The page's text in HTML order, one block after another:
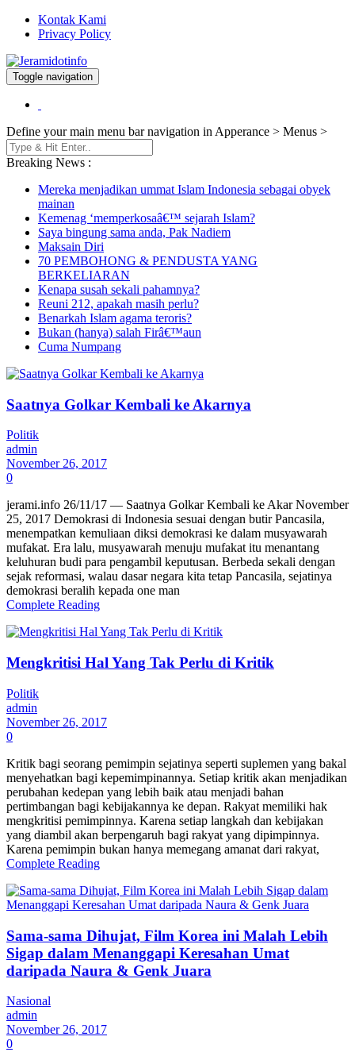
Kontak Kami
Privacy Policy
Jeramidotinfo
Berita dan Informasi Terkini
Toggle navigation
Define your main menu bar navigation in Apperance > Menus >
Breaking News :
Mereka menjadikan ummat Islam Indonesia sebagai obyek
mainan
Kemenag ‘memperkosaâ€™ sejarah Islam?
Saya bingung sama anda, Pak Nadiem
Maksain Diri
70 PEMBOHONG & PENDUSTA YANG
BERKELIARAN
Kenapa susah sekali pahamnya?
Reuni 212, apakah masih perlu?
Benarkah Islam agama teroris?
Bukan (hanya) salah Firâ€™aun
Cuma Numpang
Saatnya Golkar Kembali ke Akarnya
Politik
admin
November 26, 2017
0
jerami.info 26/11/17 — Saatnya Golkar Kembali ke Akar November
25, 2017 Demokrasi di Indonesia sesuai dengan butir Pancasila,
menempatkan kemuliaan diksi demokrasi ke dalam musyawarah
mufakat. Era lalu, musyawarah menuju mufakat itu menantang
keluhuran budi para pengambil keputusan. Berbeda sekali dengan
sejak reformasi, walau dasar negara kita tetap Pancasila, sejatinya
demokrasi beralih kepada one man
Complete Reading
Mengkritisi Hal Yang Tak Perlu di Kritik
Politik
admin
November 26, 2017
0
Kritik bagi seorang pemimpin sejatinya seperti suplemen yang bakal
menyehatkan bagi kepemimpinannya. Setiap kritik akan menjadikan
perubahan kedepan yang lebih baik atau menjadi bahan
pertimbangan bagi kebijakannya ke depan. Rakyat memiliki hak
mengkritisi pemimpinnya. Karena setiap langkah dan kebijakan
yang diambil akan berpengaruh bagi rakyat yang dipimpinnya.
Karena pemimpin bukan hanya memegang amanat dari rakyat,
Complete Reading
Sama-sama Dihujat, Film Korea ini Malah Lebih
Sigap dalam Menanggapi Keresahan Umat
daripada Naura & Genk Juara
Nasional
admin
November 26, 2017
0